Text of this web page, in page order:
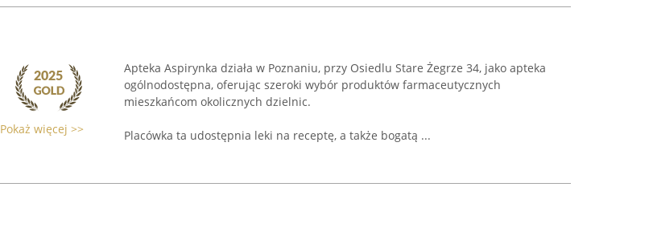
Pokaż więcej >>
Apteka Aspirynka działa w Poznaniu, przy Osiedlu Stare Żegrze 34, jako apteka
ogólnodostępna, oferując szeroki wybór produktów farmaceutycznych
mieszkańcom okolicznych dzielnic.
Placówka ta udostępnia leki na receptę, a także bogatą ...